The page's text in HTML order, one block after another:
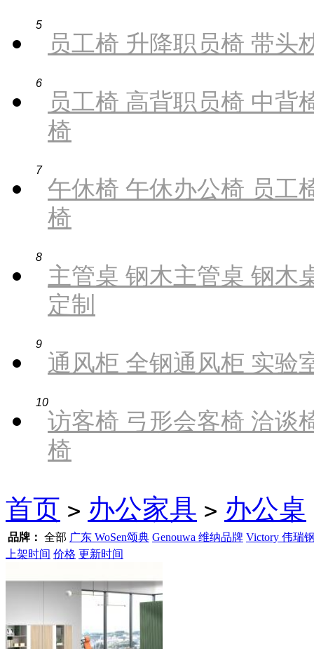
5
员工椅 升降职员椅 带头
6
员工椅 高背职员椅 中背
椅
7
午休椅 午休办公椅 员工
椅
8
主管桌 钢木主管桌 钢木
定制
9
通风柜 全钢通风柜 实验
10
访客椅 弓形会客椅 洽谈
椅
首页 > 办公家具 > 办公桌
品牌： 全部 广东 WoSen颂典 Genouwa 维纳品牌 Victory 伟瑞
上架时间 价格 更新时间